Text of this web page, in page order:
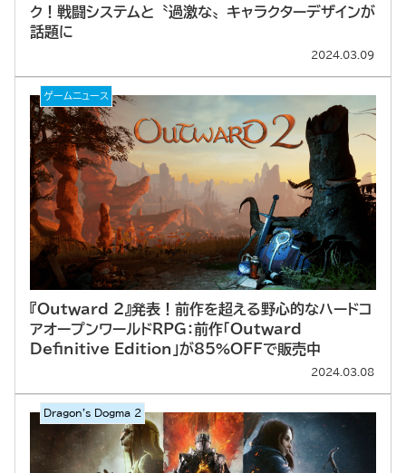
ク！戦闘システムと〝過激な〟キャラクターデザインが
話題に
2024.03.09
ゲームニュース
『Outward 2』発表！前作を超える野心的なハードコ
アオープンワールドRPG：前作「Outward
Definitive Edition」が85%OFFで販売中
2024.03.08
Dragon's Dogma 2